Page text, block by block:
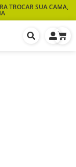
TROCAR SUA CAMA,